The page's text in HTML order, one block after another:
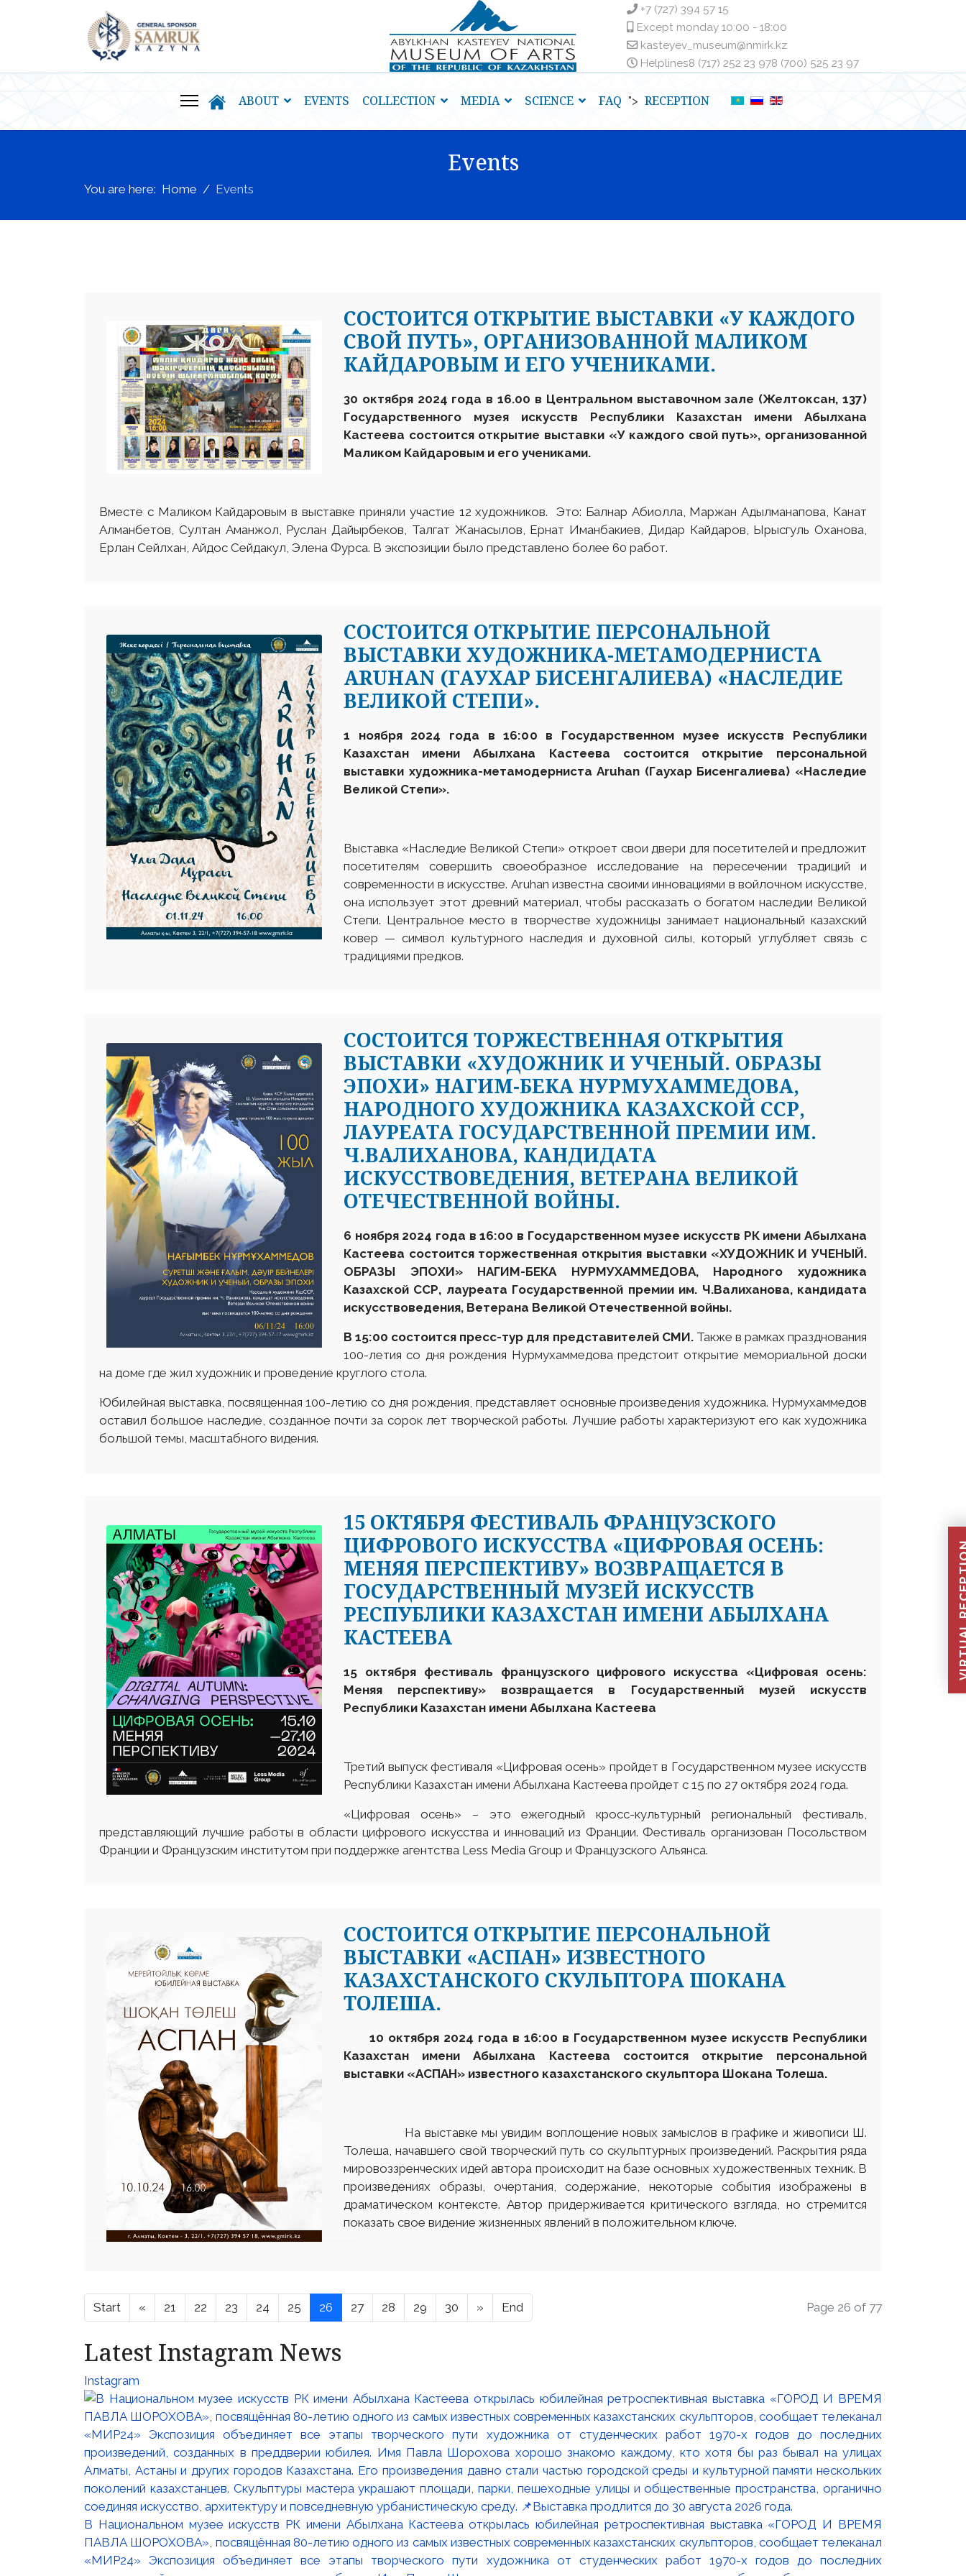
+7 (727) 394 57 15
Except monday 10:00 - 18:00
kasteyev_museum@nmirk.kz
Helplinesㅤ8 (717) 252 23 97ㅤㅤ8 (700) 525 23 97
ABOUT EVENTS COLLECTION MEDIA SCIENCE FAQ "> RECEPTION
Events
You are here: Home Events
CОСТОИТСЯ ОТКРЫТИЕ ВЫСТАВКИ «У КАЖДОГО
СВОЙ ПУТЬ», ОРГАНИЗОВАННОЙ МАЛИКОМ
КАЙДАРОВЫМ И ЕГО УЧЕНИКАМИ.
30 октября 2024 года в 16.00 в Центральном выставочном зале (Желтоксан, 137)
Государственного музея искусств Республики Казахстан имени Абылхана
Кастеева состоится открытие выставки «У каждого свой путь», организованной
Маликом Кайдаровым и его учениками.
Вместе с Маликом Кайдаровым в выставке приняли участие 12 художников. Это: Балнар Абиолла, Маржан Адылманапова, Канат
Алманбетов, Султан Аманжол, Руслан Дайырбеков, Талгат Жанасылов, Ернат Иманбакиев, Дидар Кайдаров, Ырысгуль Оханова,
Ерлан Сейлхан, Айдос Сейдакул, Элена Фурса. В экспозиции было представлено более 60 работ.
CОСТОИТСЯ ОТКРЫТИЕ ПЕРСОНАЛЬНОЙ
ВЫСТАВКИ ХУДОЖНИКА-МЕТАМОДЕРНИСТА
ARUHAN (ГАУХАР БИСЕНГАЛИЕВА) «НАСЛЕДИЕ
ВЕЛИКОЙ СТЕПИ».
1 ноября 2024 года в 16:00 в Государственном музее искусств Республики
Казахстан имени Абылхана Кастеева состоится открытие персональной
выставки художника-метамодернистаAruhan (Гаухар Бисенгалиева) «Наследие
Великой Степи».
Выставка «Наследие Великой Степи» откроет свои двери для посетителей и предложит
посетителям совершить своеобразное исследование на пересечении традиций и
современности в искусстве. Aruhan известна своими инновациями в войлочном искусстве,
она использует этот древний материал, чтобы рассказать о богатом наследии Великой
Степи. Центральное место в творчестве художницы занимает национальный казахский
ковер — символ культурного наследия и духовной силы, который углубляет связь с
традициями предков.
CОСТОИТСЯ ТОРЖЕСТВЕННАЯ ОТКРЫТИЯ
ВЫСТАВКИ «ХУДОЖНИК И УЧЕНЫЙ. ОБРАЗЫ
ЭПОХИ» НАГИМ-БЕКА НУРМУХАММЕДОВА,
НАРОДНОГО ХУДОЖНИКА КАЗАХСКОЙ ССР,
ЛАУРЕАТА ГОСУДАРСТВЕННОЙ ПРЕМИИ ИМ.
Ч.ВАЛИХАНОВА, КАНДИДАТА
ИСКУССТВОВЕДЕНИЯ, ВЕТЕРАНА ВЕЛИКОЙ
ОТЕЧЕСТВЕННОЙ ВОЙНЫ.
6 ноября 2024 года в 16:00 в Государственном музее искусств РК имени Абылхана
Кастеева состоится торжественная открытия выставки «ХУДОЖНИК И УЧЕНЫЙ.
ОБРАЗЫ ЭПОХИ» НАГИМ-БЕКА НУРМУХАММЕДОВА, Народного художника
Казахской ССР, лауреата Государственной премии им. Ч.Валиханова, кандидата
искусствоведения, Ветерана Великой Отечественной войны.
В 15:00 состоится пресс-тур для представителей СМИ. Также в рамках празднования
100-летия со дня рождения Нурмухаммедова предстоит открытие мемориальной доски
на доме где жил художник и проведение круглого стола.
Юбилейная выставка, посвященная 100-летию со дня рождения, представляет основные произведения художника. Нурмухаммедов
оставил большое наследие, созданное почти за сорок лет творческой работы. Лучшие работы характеризуют его как художника
большой темы, масштабного видения.
15 ОКТЯБРЯ ФЕСТИВАЛЬ ФРАНЦУЗСКОГО
ЦИФРОВОГО ИСКУССТВА «ЦИФРОВАЯ ОСЕНЬ:
МЕНЯЯ ПЕРСПЕКТИВУ» ВОЗВРАЩАЕТСЯ В
ГОСУДАРСТВЕННЫЙ МУЗЕЙ ИСКУССТВ
РЕСПУБЛИКИ КАЗАХСТАН ИМЕНИ АБЫЛХАНА
КАСТЕЕВА
15 октября фестиваль французского цифрового искусства «Цифровая осень:
Меняя перспективу» возвращается в Государственный музей искусств
Республики Казахстан имени Абылхана Кастеева
Третий выпуск фестиваля «Цифровая осень» пройдет в Государственном музее искусств
Республики Казахстан имени Абылхана Кастеева пройдет с 15 по 27 октября 2024 года.
«Цифровая осень» – это ежегодный кросс-культурный региональный фестиваль,
представляющий лучшие работы в области цифрового искусства и инноваций из Франции. Фестиваль организован Посольством
Франции и Французским институтом при поддержке агентства Less Media Group и Французского Альянса.
CОСТОИТСЯ ОТКРЫТИЕ ПЕРСОНАЛЬНОЙ
ВЫСТАВКИ «АСПАН» ИЗВЕСТНОГО
КАЗАХСТАНСКОГО СКУЛЬПТОРА ШОКАНА
ТОЛЕША.
10 октября 2024 года в 16:00 в Государственном музее искусств Республики
Казахстан имени Абылхана Кастеева состоится открытие персональной
выставки «АСПАН» известного казахстанского скульптора Шокана Толеша.
На выставке мы увидим воплощение новых замыслов в графике и живописи Ш.
Толеша, начавшего свой творческий путь со скульптурных произведений. Раскрытия ряда
мировоззренческих идей автора происходит на базе основных художественных техник. В
произведениях образы, очертания, содержание, некоторые события изображены в
драматическом контексте. Автор придерживается критического взгляда, но стремится
показать свое видение жизненных явлений в положительном ключе.
Start « 21 22 23 24 25 26 27 28 29 30 » End Page 26 of 77
Latest Instagram News
Instagram
В Национальном музее искусств РК имени Абылхана Кастеева открылась юбилейная ретроспективная выставка «ГОРОД И ВРЕМЯ
ПАВЛА ШОРОХОВА», посвящённая 80-летию одного из самых известных современных казахстанских скульпторов, сообщает телеканал
«МИР24» Экспозиция объединяет все этапы творческого пути художника от студенческих работ 1970-х годов до последних